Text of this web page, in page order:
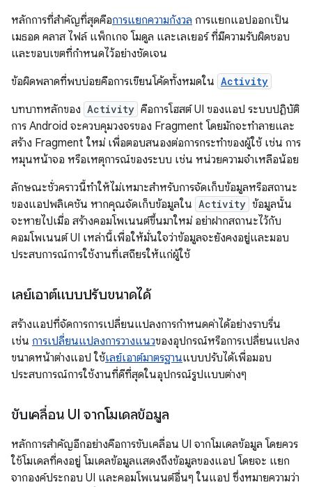
หลักการที่สำคัญที่สุดคือการแยกความกังวล การแยกแอปออกเป็น
เมธอด คลาส ไฟล์ แพ็กเกจ โมดูล และเลเยอร์ ที่มีความรับผิดชอบ
และขอบเขตที่กำหนดไว้อย่างชัดเจน
ข้อผิดพลาดที่พบบ่อยคือการเขียนโค้ดทั้งหมดใน Activity
บทบาทหลักของ Activity คือการโฮสต์ UI ของแอป ระบบปฏิบัติ
การ Android จะควบคุมวงจรของ Fragment โดยมักจะทำลายและ
สร้าง Fragment ใหม่ เพื่อตอบสนองต่อการกระทำของผู้ใช้ เช่น การ
หมุนหน้าจอ หรือเหตุการณ์ของระบบ เช่น หน่วยความจำเหลือน้อย
ลักษณะชั่วคราวนี้ทําให้ไม่เหมาะสําหรับการจัดเก็บข้อมูลหรือสถานะ
ของแอปพลิเคชัน หากคุณจัดเก็บข้อมูลใน Activity ข้อมูลนั้น
จะหายไปเมื่อ สร้างคอมโพเนนต์ขึ้นมาใหม่ อย่าฝากสถานะไว้กับ
คอมโพเนนต์ UI เหล่านี้เพื่อให้มั่นใจว่าข้อมูลจะยังคงอยู่และมอบ
ประสบการณ์การใช้งานที่เสถียรให้แก่ผู้ใช้
เลย์เอาต์แบบปรับขนาดได้
สร้างแอปที่จัดการการเปลี่ยนแปลงการกำหนดค่าได้อย่างราบรื่น
เช่น การเปลี่ยนแปลงการวางแนวของอุปกรณ์หรือการเปลี่ยนแปลง
ขนาดหน้าต่างแอป ใช้เลย์เอาต์มาตรฐานแบบปรับได้เพื่อมอบ
ประสบการณ์การใช้งานที่ดีที่สุดในอุปกรณ์รูปแบบต่างๆ
ขับเคลื่อน UI จากโมเดลข้อมูล
หลักการสำคัญอีกอย่างคือการขับเคลื่อน UI จากโมเดลข้อมูล โดยควร
ใช้โมเดลที่คงอยู่ โมเดลข้อมูลแสดงถึงข้อมูลของแอป โดยจะ แยก
จากองค์ประกอบ UI และคอมโพเนนต์อื่นๆ ในแอป ซึ่งหมายความว่า